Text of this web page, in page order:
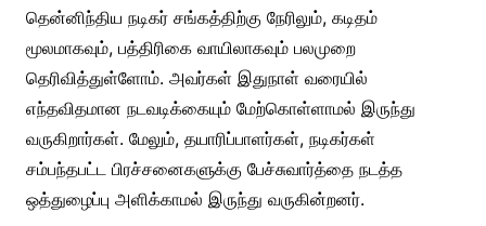
தென்னிந்திய நடிகர் சங்கத்திற்கு நேரிலும், கடிதம்
மூலமாகவும், பத்திரிகை வாயிலாகவும் பலமுறை
தெரிவித்துள்ளோம். அவர்கள் இதுநாள் வரையில்
எந்தவிதமான நடவடிக்கையும் மேற்கொள்ளாமல் இருந்து
வருகிறார்கள். மேலும், தயாரிப்பாளர்கள், நடிகர்கள்
சம்பந்தபட்ட பிரச்சனைகளுக்கு பேச்சுவார்த்தை நடத்த
ஒத்துழைப்பு அளிக்காமல் இருந்து வருகின்றனர்.